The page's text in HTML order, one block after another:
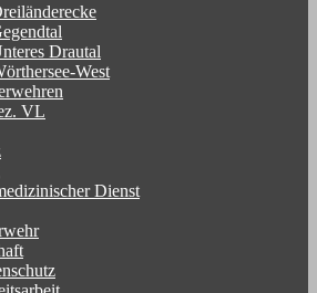
Drautal
West
VL
Dienst